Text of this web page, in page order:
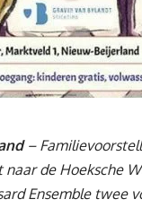
–
naar de Hoeksche
Ensemble twee